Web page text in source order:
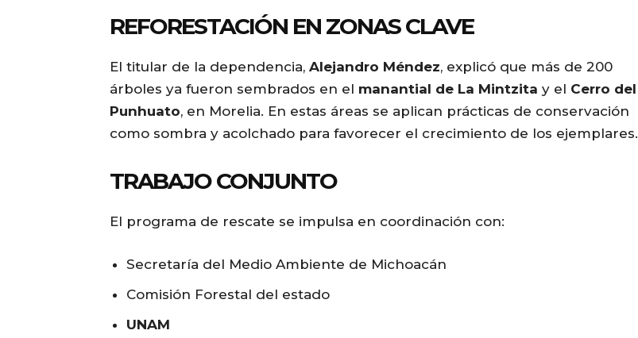
REFORESTACIÓN EN ZONAS CLAVE
El titular de la dependencia, Alejandro Méndez, explicó que más de 200
árboles ya fueron sembrados en el manantial de La Mintzita y el Cerro del
Punhuato, en Morelia. En estas áreas se aplican prácticas de conservación
como sombra y acolchado para favorecer el crecimiento de los ejemplares.
TRABAJO CONJUNTO
El programa de rescate se impulsa en coordinación con:
Secretaría del Medio Ambiente de Michoacán
Comisión Forestal del estado
UNAM